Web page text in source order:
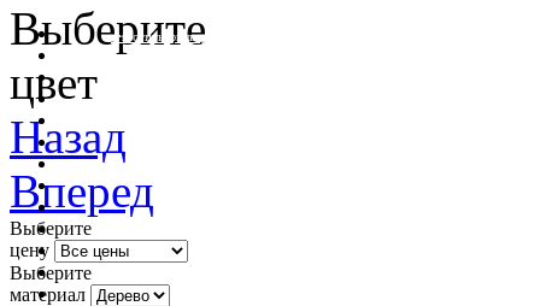
очистить фильтр цвета
Выберите
цвет
Назад
Вперед
Выберите
цену
Выберите
материал